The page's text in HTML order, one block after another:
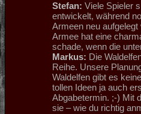
Stefan: Viele Spieler
entwickelt, während
Armeen neu
Armee hat eine
schade, wenn die
Markus: Die
Reihe. Unsere
Waldelfen gibt es
tollen Ideen ja auch
Abgabetermin. ;-) Mit
sie – wie du richtig